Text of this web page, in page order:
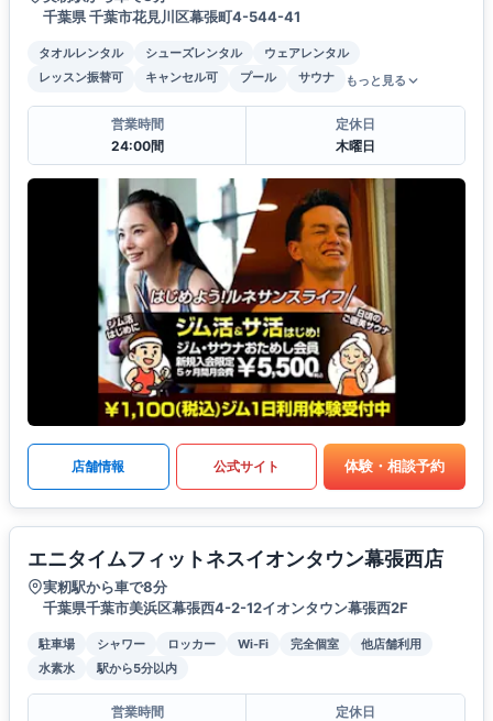
千葉県 千葉市花見川区幕張町4-544-41
タオルレンタル シューズレンタル
ウェアレンタル
レッスン振替可
キャンセル可 プール サウナ もっと見る
営業時間
24:00間
定休日
木曜日
店舗情報 公式サイト 体験・相談予約
エニタイムフィットネスイオンタウン幕張西店
実籾駅から車で8分
千葉県千葉市美浜区幕張西4-2-12イオンタウン幕張西2F
駐車場 シャワー ロッカー Wi-Fi 完全個室
他店舗利用
水素水
駅から5分以内
営業時間
定休日